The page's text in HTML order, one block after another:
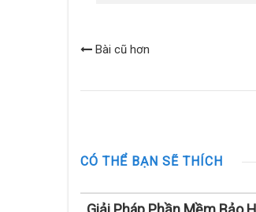
Bài cũ hơn
CÓ THỂ BẠN SẼ THÍCH